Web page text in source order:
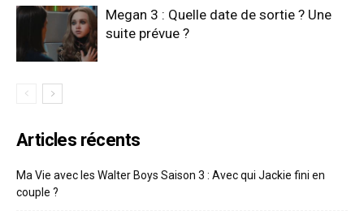
Megan 3 : Quelle date de sortie ? Une
suite prévue ?
Articles récents
Ma Vie avec les Walter Boys Saison 3 : Avec qui Jackie fini en
couple ?